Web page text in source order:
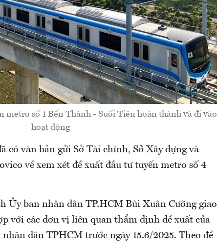
metro số 1 Bến Thành - Suối Tiên hoàn thành và đi vào
hoạt động
có văn bản gửi Sở Tài chính, Sở Xây dựng và
về xem xét đề xuất đầu tư tuyến metro số 4
Ủy ban nhân dân TP.HCM Bùi Xuân Cường giao
với các đơn vị liên quan thẩm định đề xuất của
dân TPHCM trước ngày 15.6/2025. Theo đề